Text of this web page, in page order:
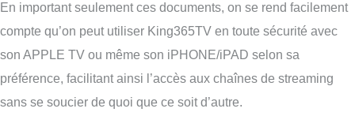
En important seulement ces documents, on se rend facilement
compte qu’on peut utiliser King365TV en toute sécurité avec
son APPLE TV ou même son iPHONE/iPAD selon sa
préférence, facilitant ainsi l’accès aux chaînes de streaming
sans se soucier de quoi que ce soit d’autre.